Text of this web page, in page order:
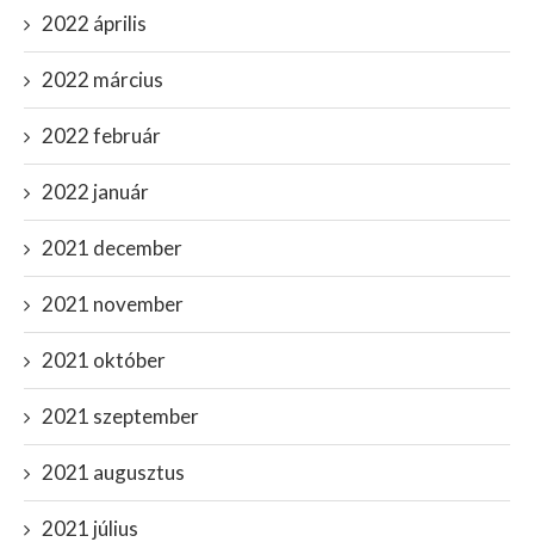
2022 április
2022 március
2022 február
2022 január
2021 december
2021 november
2021 október
2021 szeptember
2021 augusztus
2021 július